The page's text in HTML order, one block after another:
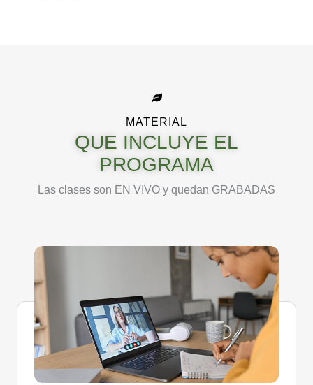
MATERIAL
QUE INCLUYE EL
PROGRAMA
Las clases son EN VIVO y quedan GRABADAS